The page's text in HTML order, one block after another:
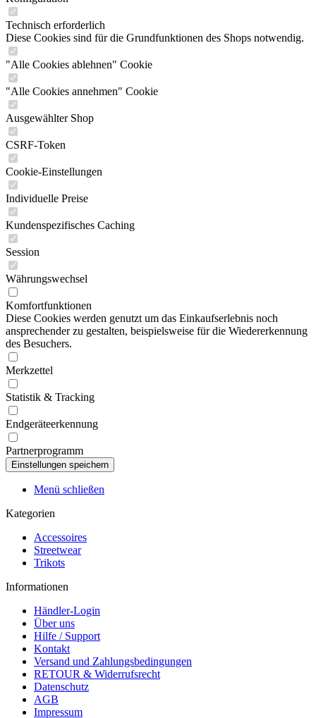
Technisch erforderlich
Diese Cookies sind für die Grundfunktionen des Shops notwendig.
"Alle Cookies ablehnen" Cookie
"Alle Cookies annehmen" Cookie
Ausgewählter Shop
CSRF-Token
Cookie-Einstellungen
Individuelle Preise
Kundenspezifisches Caching
Session
Währungswechsel
Komfortfunktionen
Diese Cookies werden genutzt um das Einkaufserlebnis noch
ansprechender zu gestalten, beispielsweise für die Wiedererkennung
des Besuchers.
Merkzettel
Statistik & Tracking
Endgeräteerkennung
Partnerprogramm
Menü schließen
Kategorien
Accessoires
Streetwear
Trikots
Informationen
Händler-Login
Über uns
Hilfe / Support
Kontakt
Versand und Zahlungsbedingungen
RETOUR & Widerrufsrecht
Datenschutz
AGB
Impressum